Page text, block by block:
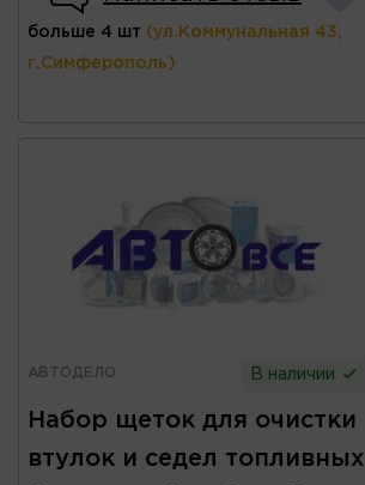
больше 4 шт (ул.Коммунальная 43,
г.Симферополь)
АВТОДЕЛО В наличии
Набор щеток для очистки
втулок и седел топливных